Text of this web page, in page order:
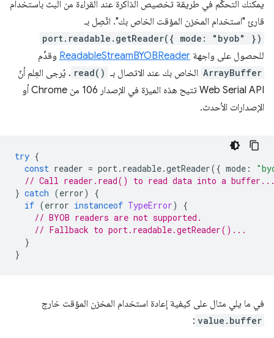
يمكنك التحكّم في طريقة تخصيص الذاكرة عند القراءة من البث باستخدام
قارئ "استخدام المخزن المؤقت الخاص بك". اتّصِل بـ
port.readable.getReader({ mode: "byob" })
للحصول على واجهة ReadableStreamBYOBReader وقدِّم
ArrayBuffer الخاص بك عند الاتصال بـ read() . يُرجى العِلم أنّ
Web Serial API تتيح هذه الميزة في الإصدار 106 من Chrome أو
الإصدارات الأحدث.
try {
const reader = port. readable.getReader({ mode :
// Call reader.read() to read data into a
} catch (error)
{
if (error instanceof TypeError)
{
// BYOB readers are not supported.
// Fallback to port.readable.getReader()...
}
}
في ما يلي مثال على كيفية إعادة استخدام المخزن المؤقت خارج
value.buffer
: